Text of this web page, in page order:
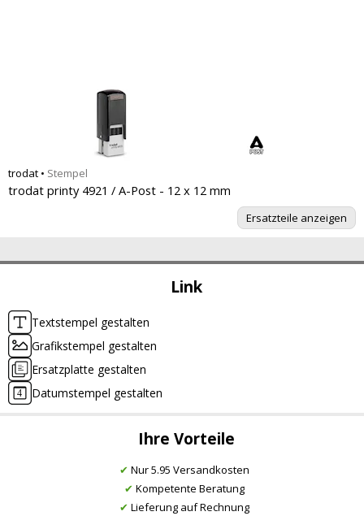
Link
Textstempel gestalten
Grafikstempel gestalten
Ersatzplatte gestalten
Datumstempel gestalten
Ihre Vorteile
✔ Nur 5.95 Versandkosten
✔ Kompetente Beratung
✔ Lieferung auf Rechnung
trodat • Stempel
trodat printy 4921 / A-Post - 12 x 12 mm
Ersatzteile anzeigen